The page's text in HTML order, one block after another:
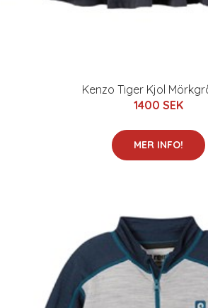
Kenzo Tiger Kjol
1400 SEK
MER INFO!